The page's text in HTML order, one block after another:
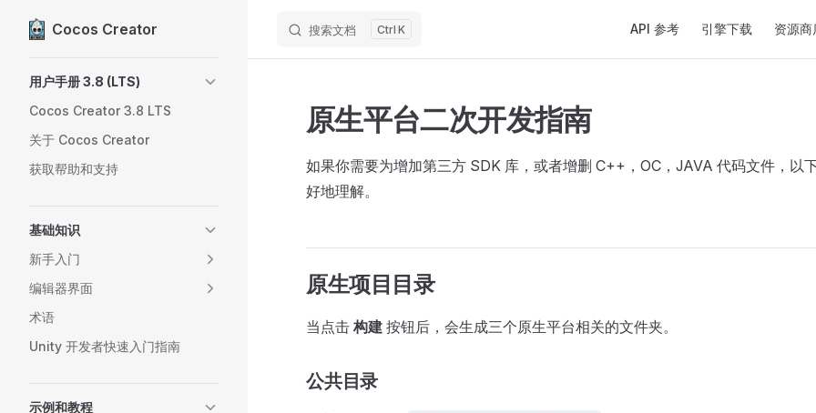
Skip to content
Cocos Creator 搜索文档 K API 参考 引擎下载 资源商
用户手册 3.8 (LTS)
Cocos Creator 3.8 LTS
关于 Cocos Creator
获取帮助和支持
基础知识
新手入门
编辑器界面
术语
Unity 开发者快速入门指南
示例和教程
原生平台二次开发指南
如果你需要为增加第三方 SDK 库，或者增删 C++，OC，JAVA 代码文件，以
好地理解。
原生项目目录
当点击 构建 按钮后，会生成三个原生平台相关的文件夹。
公共目录